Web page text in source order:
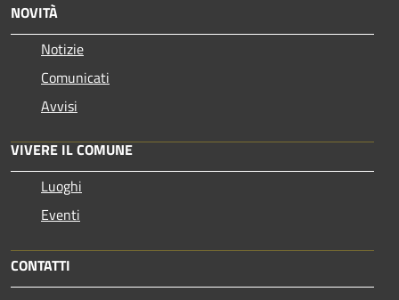
NOVITÀ
Notizie
Comunicati
Avvisi
VIVERE IL COMUNE
Luoghi
Eventi
CONTATTI